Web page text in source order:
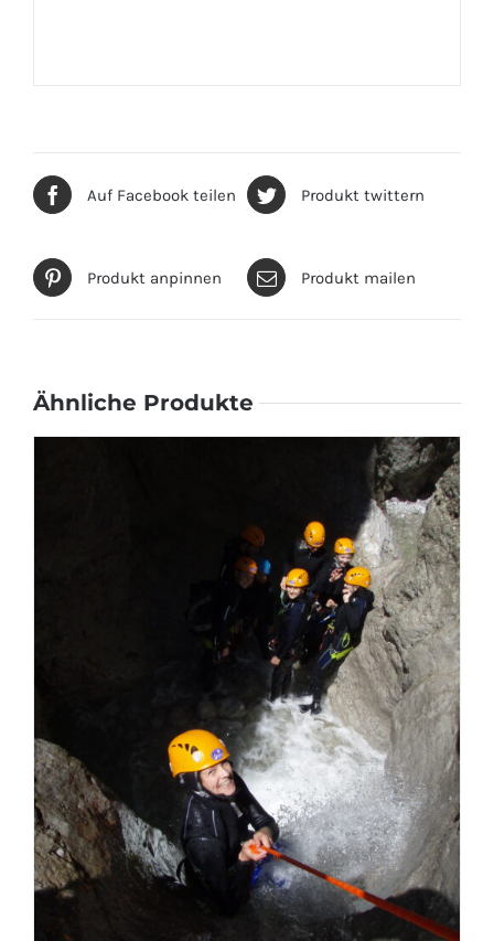
Auf Facebook teilen Produkt twittern
Produkt anpinnen Produkt mailen
Ähnliche Produkte